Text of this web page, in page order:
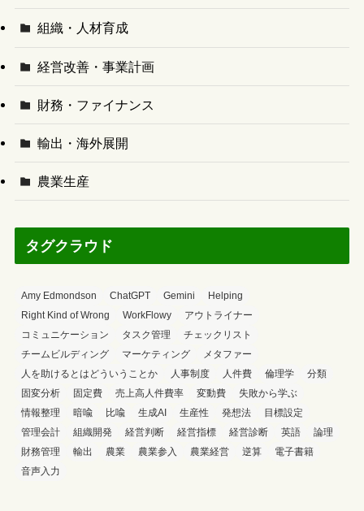
組織・人材育成
経営改善・事業計画
財務・ファイナンス
輸出・海外展開
農業生産
タグクラウド
Amy Edmondson ChatGPT Gemini
Helping
Right Kind of Wrong
WorkFlowy
アウトライナー
コミュニケーション
タスク管理
チェックリスト
チームビルディング
マーケティング
メタファー
人を助けるとはどういうことか
人事制度 人件費 倫理学
分類
固変分析
固定費 売上高人件費率 変動費
失敗から学ぶ
情報整理
暗喩 比喩 生成AI 生産性 発想法
目標設定
管理会計
組織開発 経営判断 経営指標 経営診断 英語
論理
財務管理
輸出 農業 農業参入 農業経営 逆算
電子書籍
音声入力